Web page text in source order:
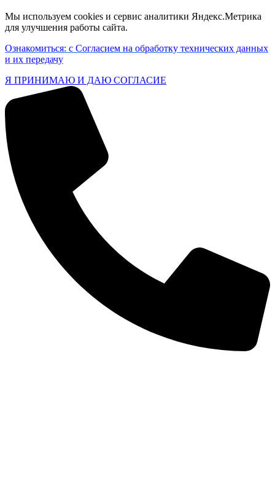
Мы используем cookies и сервис аналитики Яндекс.Метрика
для улучшения работы сайта.
Ознакомиться: с Согласием на обработку технических данных
и их передачу
Я ПРИНИМАЮ И ДАЮ СОГЛАСИЕ